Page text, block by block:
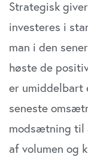
Strategisk
investeres i
man i den
høste de
er umiddelbart
seneste
modsætning til
af volumen og